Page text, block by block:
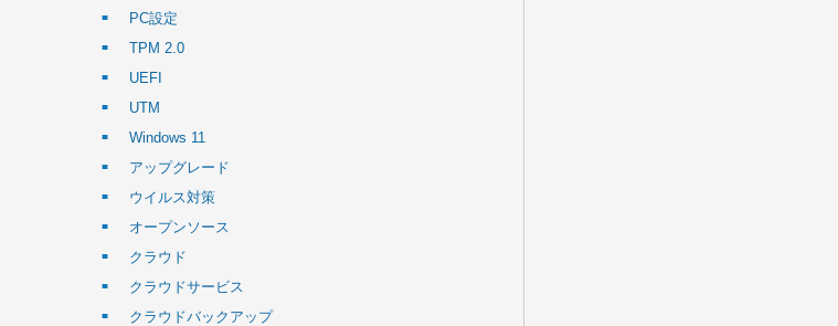
PC設定
TPM 2.0
UEFI
UTM
Windows 11
アップグレード
ウイルス対策
オープンソース
クラウド
クラウドサービス
クラウドバックアップ